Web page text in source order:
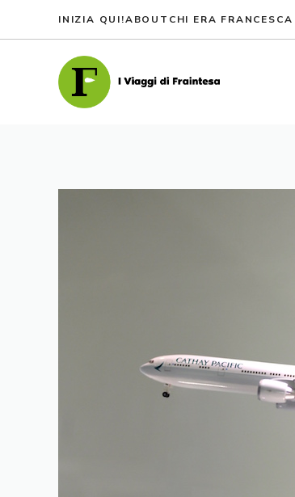
INIZIA QUI!ABOUT CHI ERA FRANCESCA